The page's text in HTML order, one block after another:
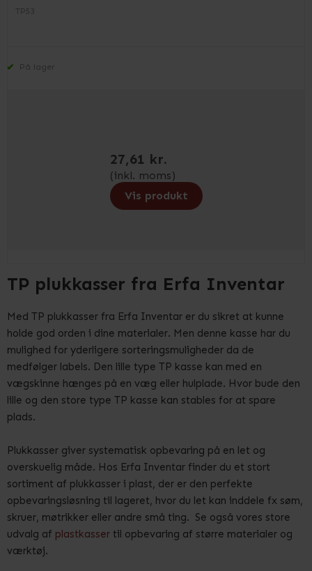
TP53
På lager
27,61 kr.
(inkl. moms)
Vis produkt
TP plukkasser fra Erfa Inventar
Med TP plukkasser fra Erfa Inventar er du sikret at kunne
holde god orden i dine materialer. Men denne kasse har du
mulighed for yderligere sorteringsmuligheder da de
medfølger labels. Den lille type TP kasse kan med en
vægskinne hænges på en væg eller hulplade. Hvor bude den
lille og den store type TP kasse kan stables for at spare
plads.
Plukkasser giver systematisk opbevaring på en let og
overskuelig måde. Hos Erfa Inventar finder du et stort
sortiment af plukkasser i plast, der er den perfekte
opbevaringsløsning til lageret, hvor du let kan inddele fx søm,
skruer, møtrikker eller andre små ting. Se også vores store
udvalg af plastkasser til opbevaring af større materialer og
værktøj.